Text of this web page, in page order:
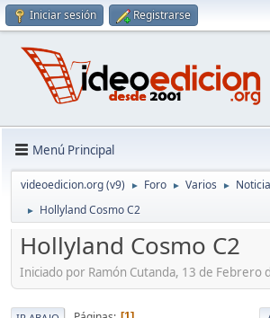
Iniciar sesión Registrarse
Menú Principal
videoedicion.org (v9) ► Foro ► Varios ►
► Hollyland Cosmo C2
Hollyland Cosmo C2
Iniciado por Ramón Cutanda, 13 de Febrero